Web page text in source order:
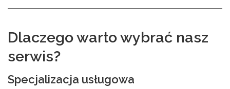
Dlaczego warto wybrać nasz
serwis?
Specjalizacja usługowa